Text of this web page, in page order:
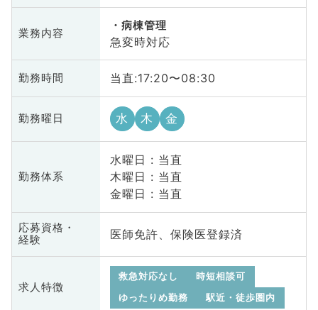
業務内容
病棟管理
急変時対応
勤務時間 当直:17:20〜08:30
勤務曜日 水 木 金
勤務体系
水曜日 : 当直
木曜日 : 当直
金曜日 : 当直
応募資格・
経験
医師免許、保険医登録済
求人特徴
救急対応なし
時短相談可
ゆったりめ勤務
駅近・徒歩圏内